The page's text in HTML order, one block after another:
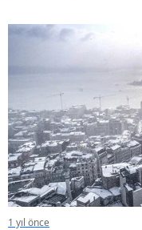
1 yıl önce